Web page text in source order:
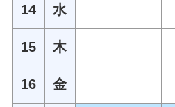
14 水
15 木
16 金